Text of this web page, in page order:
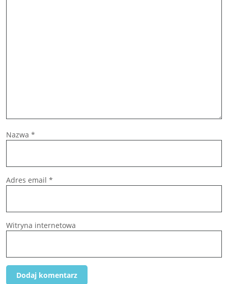
Nazwa *
Adres email *
Witryna internetowa